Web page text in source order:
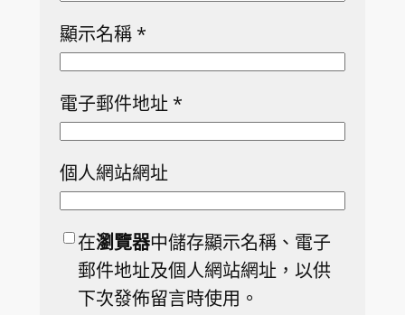
顯示名稱 *
電子郵件地址 *
個人網站網址
在瀏覽器中儲存顯示名稱、電子
郵件地址及個人網站網址，以供
下次發佈留言時使用。